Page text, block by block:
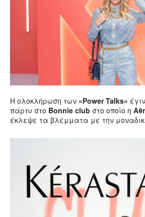
Η ολοκλήρωση των «Power Talks»
πάρτυ στο Bonnie club στο οποίο η
έκλεψε τα βλέμματα με την